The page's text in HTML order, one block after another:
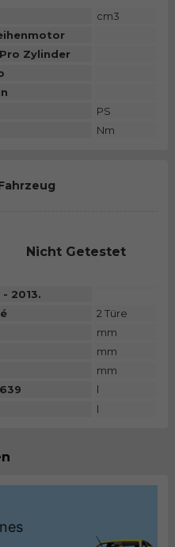
cm3
Zylinder
PS
Nm
Nicht Getestet
- 2013.
2 Türe
mm
mm
mm
l
l